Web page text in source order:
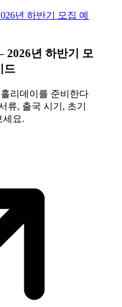
2026년 하반기 모
드
리데이를 준비한다
류, 출국 시기, 초기
세요.